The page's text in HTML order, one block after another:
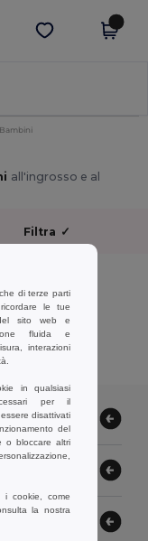
Scarica app
Bambini
all'ingrosso e al
Filtra ✓
di terze parti
le tue
sito web e
fluida e
interazioni
in qualsiasi
per il
disattivati
del
o bloccare altri
i cookie, come
la nostra